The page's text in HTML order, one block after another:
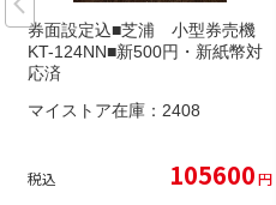
券面設定込■芝浦 小型券売機
KT-124NN■新500円・新紙幣対
応済
マイストア在庫： 2408
税込 105600円